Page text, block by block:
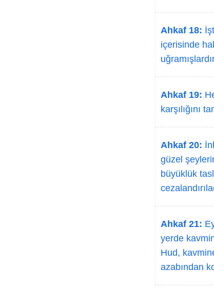
Ahkaf 18:
içerisinde
Ahkaf 19:
karşılığını
Ahkaf 20:
güzel
büyüklük
Ahkaf 21:
yerde
Hud,
azabından